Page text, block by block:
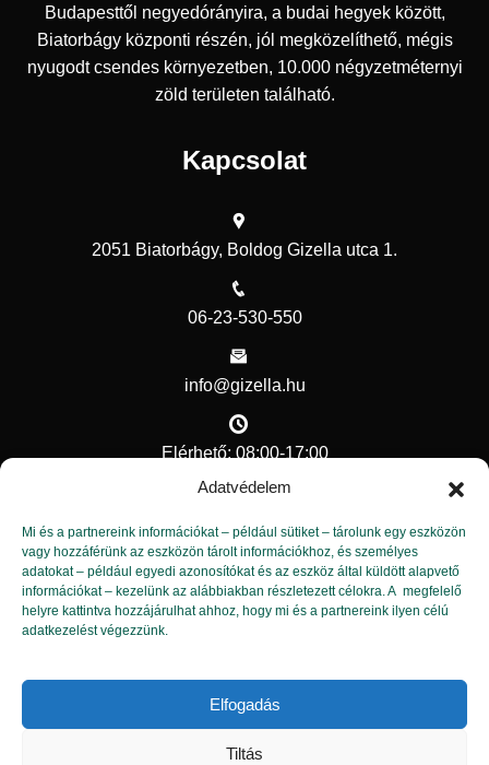
Adatvédelem
Mi és a partnereink információkat – például sütiket – tárolunk egy eszközön
vagy hozzáférünk az eszközön tárolt információkhoz, és személyes
adatokat – például egyedi azonosítókat és az eszköz által küldött alapvető
információkat – kezelünk az alábbiakban részletezett célokra. A megfelelő
helyre kattintva hozzájárulhat ahhoz, hogy mi és a partnereink ilyen célú
adatkezelést végezzünk.
Elfogadás
Tiltás
Budapesttől negyedórányira, a budai hegyek között,
Biatorbágy központi részén, jól megközelíthető, mégis
nyugodt csendes környezetben, 10.000 négyzetméternyi
zöld területen található.
Kapcsolat
2051 Biatorbágy, Boldog Gizella utca 1.
06-23-530-550
info@gizella.hu
Elérhető: 08:00-17:00
Hasznos linkek
Kapcsolat
Adatvédelmi tisztviselő